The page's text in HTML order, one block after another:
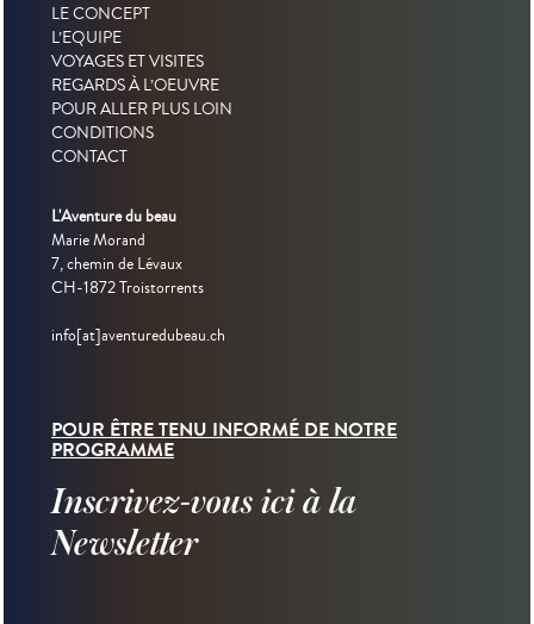
LE CONCEPT
L’EQUIPE
VOYAGES ET VISITES
REGARDS À L’OEUVRE
POUR ALLER PLUS LOIN
CONDITIONS
CONTACT
L'Aventure du beau
Marie Morand
7, chemin de Lévaux
CH-1872 Troistorrents
info[at]aventuredubeau.ch
POUR ÊTRE TENU INFORMÉ DE NOTRE
PROGRAMME
Inscrivez-vous ici à la
Newsletter